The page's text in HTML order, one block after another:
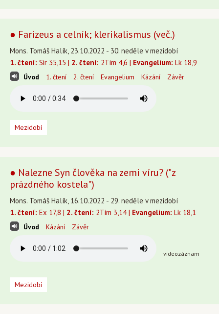
● Farizeus a celník; klerikalismus (več.)
Mons. Tomáš Halík, 23.10.2022 - 30. neděle v mezidobí
1. čtení: Sir 35,15 | 2. čtení: 2Tim 4,6 | Evangelium: Lk 18,9
Úvod 1. čtení 2. čtení Evangelium Kázání Závěr
Mezidobí
● Nalezne Syn člověka na zemi víru? ("z
prázdného kostela")
Mons. Tomáš Halík, 16.10.2022 - 29. neděle v mezidobí
1. čtení: Ex 17,8 | 2. čtení: 2Tim 3,14 | Evangelium: Lk 18,1
Úvod Kázání Závěr
videozáznam
Mezidobí